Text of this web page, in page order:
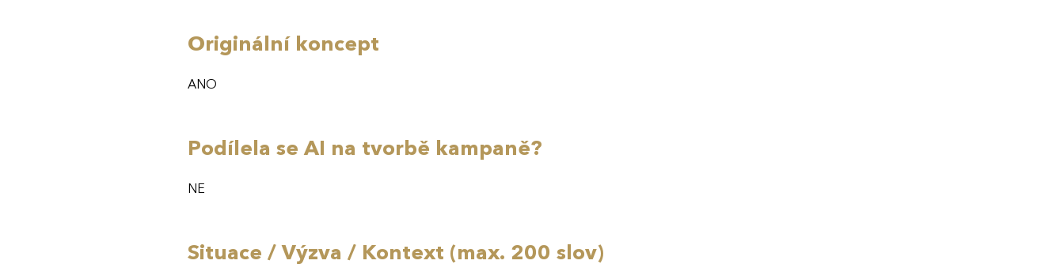
Originální koncept
ANO
Podílela se AI na tvorbě kampaně?
NE
Situace / Výzva / Kontext (max. 200 slov)